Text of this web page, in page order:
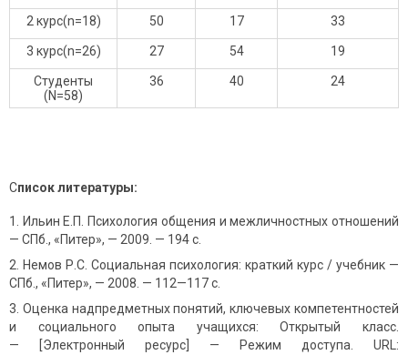
2 курс(n=18) 50 17 33
3 курс(n=26) 27 54 19
Студенты
(N=58)
36 40 24
Список литературы:
Ильин Е.П. Психология общения и межличностных отношений
— СПб., «Питер», — 2009. — 194 с.
Немов Р.С. Социальная психология: краткий курс / учебник —
СПб., «Питер», — 2008. — 112—117 с.
Оценка надпредметных понятий, ключевых компетентностей
и социального опыта учащихся: Открытый класс.
— [Электронный ресурс] — Режим доступа. URL: